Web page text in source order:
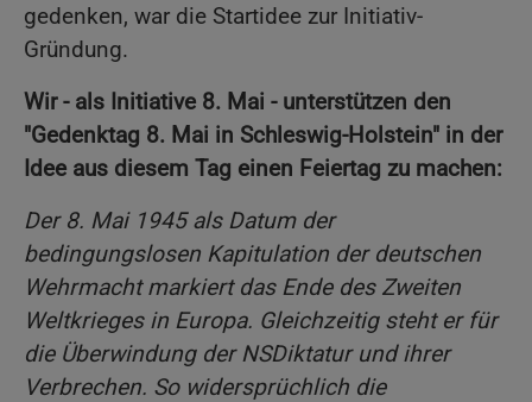
gedenken, war die Startidee zur Initiativ-
Gründung.
Wir - als Initiative 8. Mai - unterstützen den
"Gedenktag 8. Mai in Schleswig-Holstein" in der
Idee aus diesem Tag einen Feiertag zu machen:
Der 8. Mai 1945 als Datum der
bedingungslosen Kapitulation der deutschen
Wehrmacht markiert das Ende des Zweiten
Weltkrieges in Europa. Gleichzeitig steht er für
die Überwindung der NSDiktatur und ihrer
Verbrechen. So widersprüchlich die